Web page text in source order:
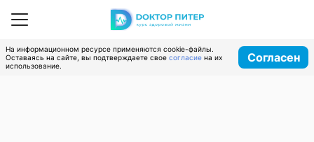
На информационном ресурсе применяются cookie-файлы.
Оставаясь на сайте, вы подтверждаете свое согласие на их
использование.
Согласен